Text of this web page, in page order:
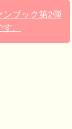
ンブック第2弾
。